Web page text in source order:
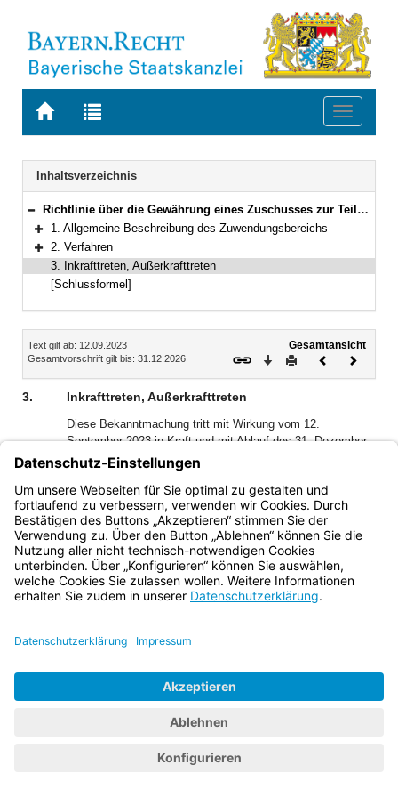
Zur
BAYERN.RECHT
Zur
letzten
Suche
Toggle
Navigation
Inhaltsverzeichnis
Bereich reduzieren
Richtlinie über die Gewährung eines Zuschusses zur Teilnahme von Vorschulkindern an einem Kurs zum Erwerb des Seepferdchens
Bereich erweitern
1. Allgemeine Beschreibung des Zuwendungsbereichs
Bereich erweitern
2. Verfahren
3. Inkrafttreten, Außerkrafttreten
[Schlussformel]
Inhalt
Text gilt ab: 12.09.2023
Gesamtvorschrift gilt bis: 31.12.2026
Gesamtansicht
Download
DruckenVorheriges
3. Inkrafttreten, Außerkrafttreten
Diese Bekanntmachung tritt mit Wirkung vom 12.
September 2023 in Kraft und mit Ablauf des 31. Dezember
2026 außer Kraft.
Bayern.de
BayernPortal
Datenschutz
Impressum
Hilfe
Kontakt
Schriftgröße